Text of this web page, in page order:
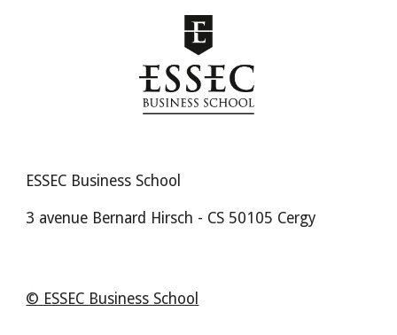
ESSEC Business School
3 avenue Bernard Hirsch - CS 50105 Cergy
© ESSEC Business School